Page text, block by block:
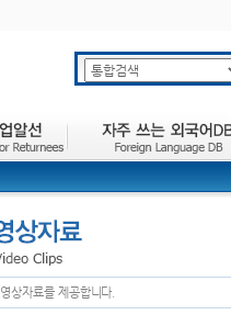
영상자료를 제공합니다.